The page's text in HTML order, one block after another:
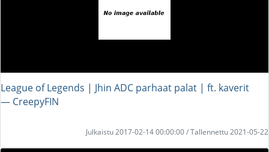
League of Legends | Jhin ADC parhaat palat | ft. kaverit
― CreepyFIN
Julkaistu 2017-02-14 00:00:00 / Tallennettu 2021-05-22